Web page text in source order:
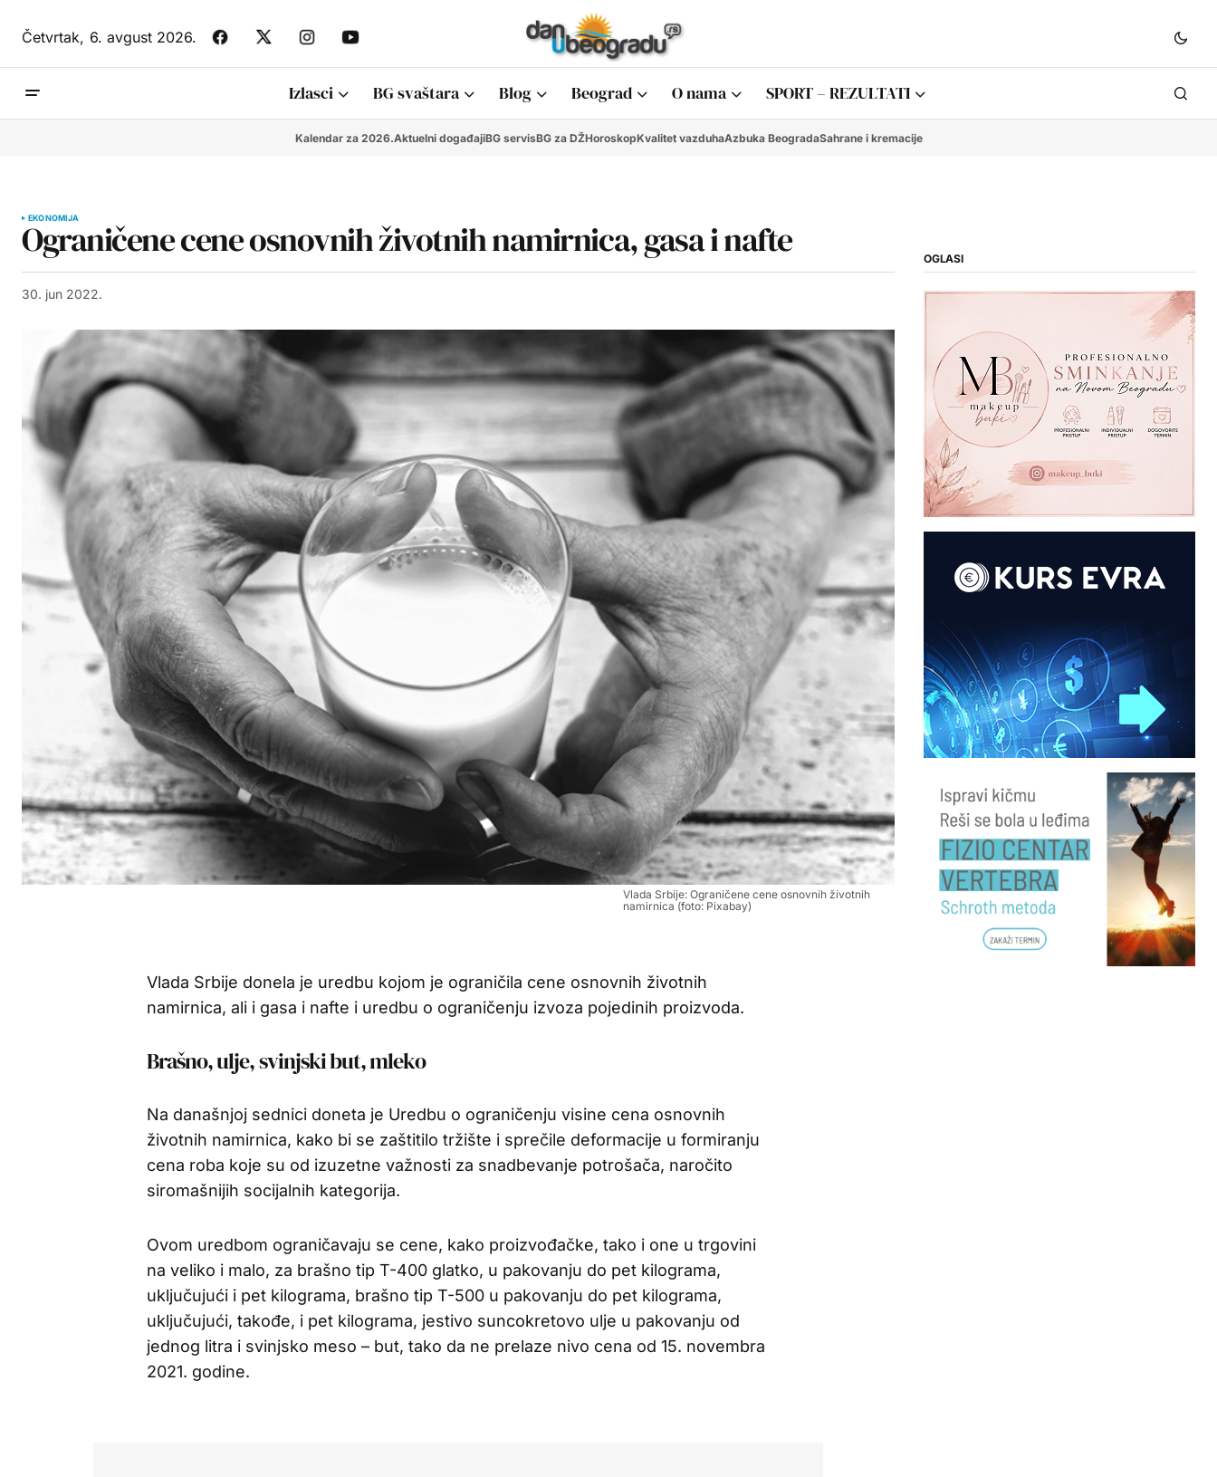
Četvrtak,6. avgust 2026.
Izlasci BG svaštara Blog Beograd O nama SPORT – REZULTATI
Kalendar za 2026.Aktuelni događajiBG servisBG za DŽHoroskopKvalitet vazduhaAzbuka BeogradaSahrane i kremacije
EKONOMIJA
Ograničene cene osnovnih životnih namirnica, gasa i nafte
30. jun 2022.
Vlada Srbije: Ograničene cene osnovnih životnih
namirnica (foto: Pixabay)
Vlada Srbije donela je uredbu kojom je ograničila cene osnovnih životnih
namirnica, ali i gasa i nafte i uredbu o ograničenju izvoza pojedinih proizvoda.
Brašno, ulje, svinjski but, mleko
Na današnjoj sednici doneta je Uredbu o ograničenju visine cena osnovnih
životnih namirnica, kako bi se zaštitilo tržište i sprečile deformacije u formiranju
cena roba koje su od izuzetne važnosti za snadbevanje potrošača, naročito
siromašnijih socijalnih kategorija.
Ovom uredbom ograničavaju se cene, kako proizvođačke, tako i one u trgovini
na veliko i malo, za brašno tip T-400 glatko, u pakovanju do pet kilograma,
uključujući i pet kilograma, brašno tip T-500 u pakovanju do pet kilograma,
uključujući, takođe, i pet kilograma, jestivo suncokretovo ulje u pakovanju od
jednog litra i svinjsko meso – but, tako da ne prelaze nivo cena od 15. novembra
2021. godine.
OGLASI